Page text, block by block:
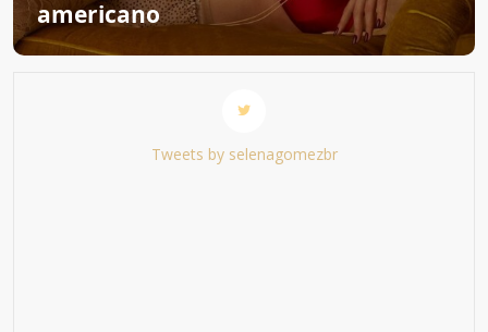
americano
Tweets by selenagomezbr